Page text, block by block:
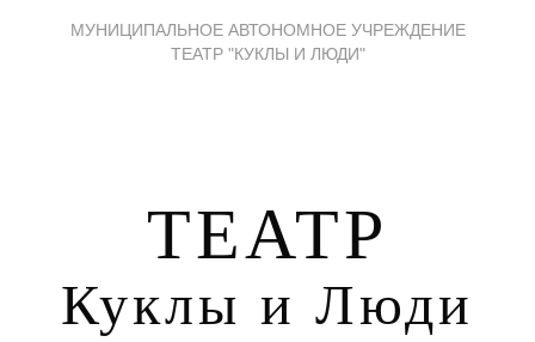
МУНИЦИПАЛЬНОЕ АВТОНОМНОЕ УЧРЕЖДЕНИЕ
ТЕАТР "КУКЛЫ И ЛЮДИ"
ТЕАТР
Куклы и Люди